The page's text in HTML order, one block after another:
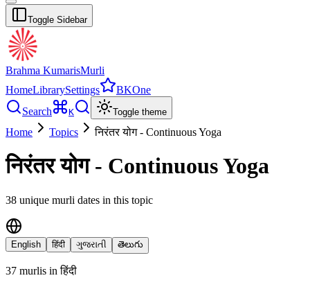
Toggle Sidebar
Brahma KumarisMurli
HomeLibrarySettings
BKOne
Search
K Toggle theme
Home Topics निरंतर योग - Continuous Yoga
निरंतर योग - Continuous Yoga
38 unique murli dates in this topic
English हिंदी ગુજરાતી తెలుగు
37 murlis inहिंदी